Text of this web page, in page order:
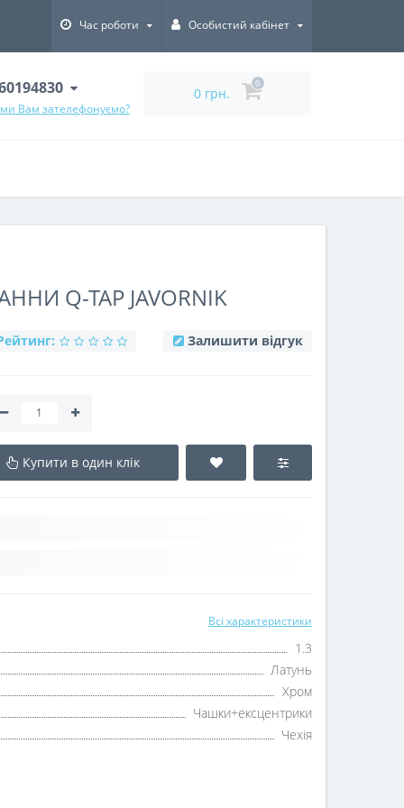
Час роботи Особистий кабінет
Вам зателефонуємо?
0 грн.
0
Q-TAP ​​JAVORNIK
Залишити відгук
Купити в один клік
Всі характеристики
1.3
Латунь
Хром
Чашки+ексцентрики
Чехія